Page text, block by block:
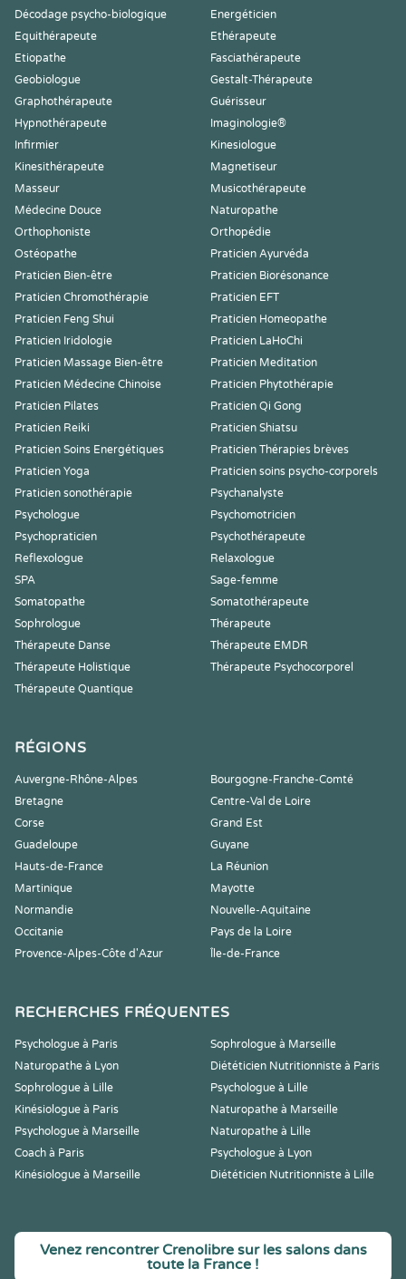
Décodage psycho-biologique
Energéticien
Equithérapeute
Ethérapeute
Etiopathe
Fasciathérapeute
Geobiologue
Gestalt-Thérapeute
Graphothérapeute
Guérisseur
Hypnothérapeute
Imaginologie®
Infirmier
Kinesiologue
Kinesithérapeute
Magnetiseur
Masseur
Musicothérapeute
Médecine Douce
Naturopathe
Orthophoniste
Orthopédie
Ostéopathe
Praticien Ayurvéda
Praticien Bien-être
Praticien Biorésonance
Praticien Chromothérapie
Praticien EFT
Praticien Feng Shui
Praticien Homeopathe
Praticien Iridologie
Praticien LaHoChi
Praticien Massage Bien-être
Praticien Meditation
Praticien Médecine Chinoise
Praticien Phytothérapie
Praticien Pilates
Praticien Qi Gong
Praticien Reiki
Praticien Shiatsu
Praticien Soins Energétiques
Praticien Thérapies brèves
Praticien Yoga
Praticien soins psycho-corporels
Praticien sonothérapie
Psychanalyste
Psychologue
Psychomotricien
Psychopraticien
Psychothérapeute
Reflexologue
Relaxologue
SPA
Sage-femme
Somatopathe
Somatothérapeute
Sophrologue
Thérapeute
Thérapeute Danse
Thérapeute EMDR
Thérapeute Holistique
Thérapeute Psychocorporel
Thérapeute Quantique
RÉGIONS
Auvergne-Rhône-Alpes
Bourgogne-Franche-Comté
Bretagne
Centre-Val de Loire
Corse
Grand Est
Guadeloupe
Guyane
Hauts-de-France
La Réunion
Martinique
Mayotte
Normandie
Nouvelle-Aquitaine
Occitanie
Pays de la Loire
Provence-Alpes-Côte d'Azur
Île-de-France
RECHERCHES FRÉQUENTES
Psychologue à Paris
Sophrologue à Marseille
Naturopathe à Lyon
Diététicien Nutritionniste à Paris
Sophrologue à Lille
Psychologue à Lille
Kinésiologue à Paris
Naturopathe à Marseille
Psychologue à Marseille
Naturopathe à Lille
Coach à Paris
Psychologue à Lyon
Kinésiologue à Marseille
Diététicien Nutritionniste à Lille
Venez rencontrer Crenolibre sur les salons dans
toute la France !